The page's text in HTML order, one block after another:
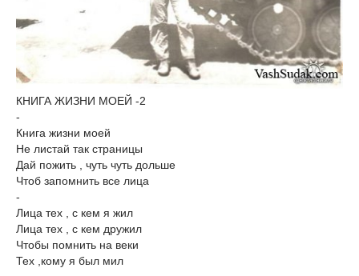
КНИГА ЖИЗНИ МОЕЙ -2
-
Книга жизни моей
Не листай так страницы
Дай пожить , чуть чуть дольше
Чтоб запомнить все лица
-
Лица тех , с кем я жил
Лица тех , с кем дружил
Чтобы помнить на веки
Тех ,кому я был мил